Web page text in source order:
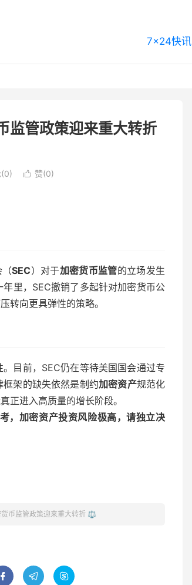
7×24快讯
监管政策迎来重大转折
 赞(0)
（SEC）对于加密货币监管的立场发生
里，SEC撤销了多起针对加密货币公
转向更具弹性的策略。
目前，SEC仍在等待美国国会通过专
架的缺失依然是制约加密资产规范化
正进入高质量的增长阶段。
，加密资产投资风险极高，请独立决
货币监管政策迎来重大转折 ⚖️
  